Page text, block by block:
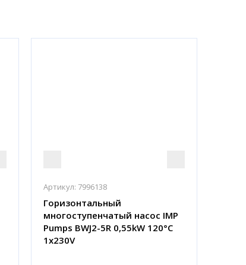
Артикул: 7996138
Горизонтальный
многоступенчатый насос IMP
Pumps BWJ2-5R 0,55kW 120°C
1x230V